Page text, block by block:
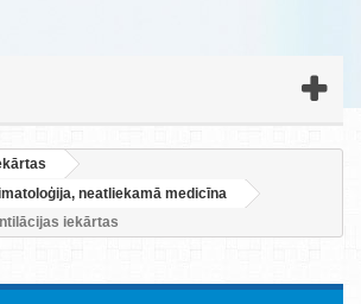
neatliekamā medicīna
iekārtas